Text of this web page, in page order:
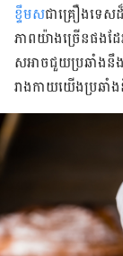
ខ្ទឹម​សជា​គ្រឿងទេ
ភាព​​យ៉ាង​​ច្រើន​​ផង​ដ
ស​អាច​ជួយ​ប្រឆាំង​នឹង​
រាងកាយ​យើង​ប្រឆាំ